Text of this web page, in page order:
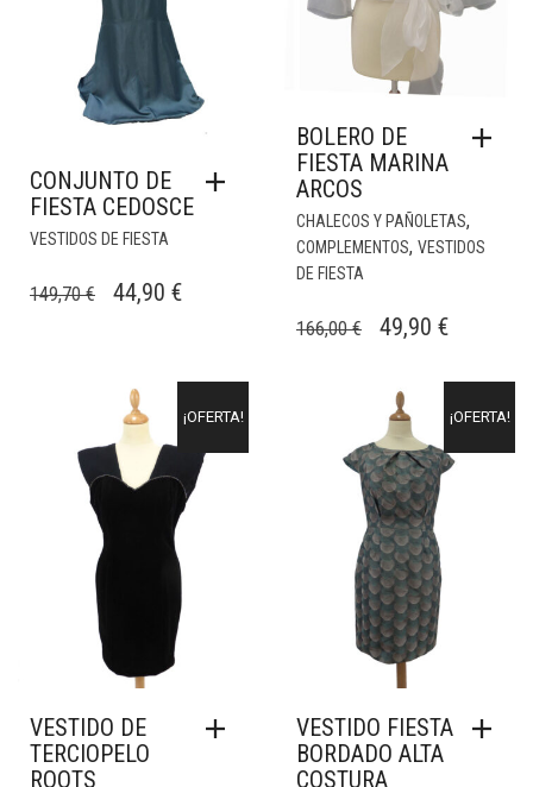
CONJUNTO DE
FIESTA CEDOSCE
VESTIDOS DE FIESTA
149,70€
EL
ERA:
149,70 €.
44,90 €EL
ES:
44,90 €.
BOLERO DE
FIESTA MARINA
ARCOS
CHALECOS Y PAÑOLETAS,
COMPLEMENTOS, VESTIDOS
DE FIESTA
166,00€
EL
ORIGINAL
ERA:
166,00 €.
49,90 €EL
ES:
49,90 €.
¡OFERTA!
VESTIDO DE
TERCIOPELO
ROOTS
¡OFERTA!
VESTIDO FIESTA
BORDADO ALTA
COSTURA